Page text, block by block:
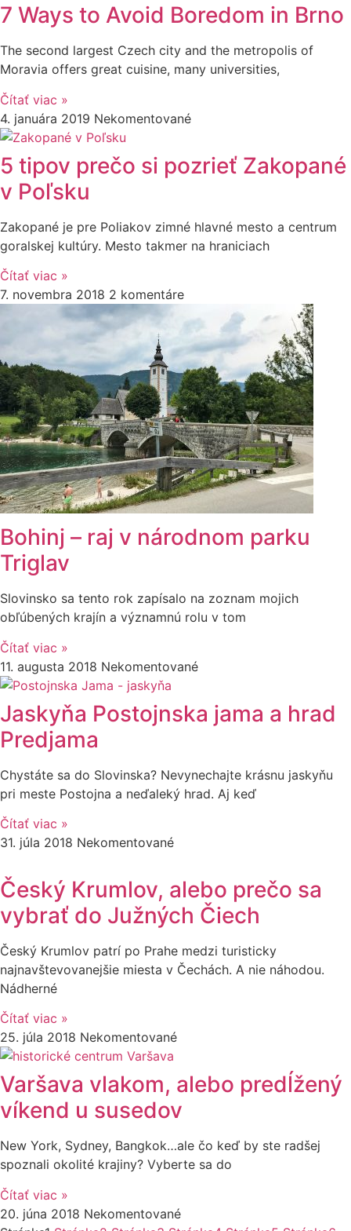
7 Ways to Avoid Boredom in Brno
The second largest Czech city and the metropolis of
Moravia offers great cuisine, many universities,
Čítať viac »
4. januára 2019 Nekomentované
5 tipov prečo si pozrieť Zakopané
v Poľsku
Zakopané je pre Poliakov zimné hlavné mesto a centrum
goralskej kultúry. Mesto takmer na hraniciach
Čítať viac »
7. novembra 2018 2 komentáre
Bohinj – raj v národnom parku
Triglav
Slovinsko sa tento rok zapísalo na zoznam mojich
obľúbených krajín a významnú rolu v tom
Čítať viac »
11. augusta 2018 Nekomentované
Jaskyňa Postojnska jama a hrad
Predjama
Chystáte sa do Slovinska? Nevynechajte krásnu jaskyňu
pri meste Postojna a neďaleký hrad. Aj keď
Čítať viac »
31. júla 2018 Nekomentované
Český Krumlov, alebo prečo sa
vybrať do Južných Čiech
Český Krumlov patrí po Prahe medzi turisticky
najnavštevovanejšie miesta v Čechách. A nie náhodou.
Nádherné
Čítať viac »
25. júla 2018 Nekomentované
Varšava vlakom, alebo predĺžený
víkend u susedov
New York, Sydney, Bangkok…ale čo keď by ste radšej
spoznali okolité krajiny? Vyberte sa do
Čítať viac »
20. júna 2018 Nekomentované